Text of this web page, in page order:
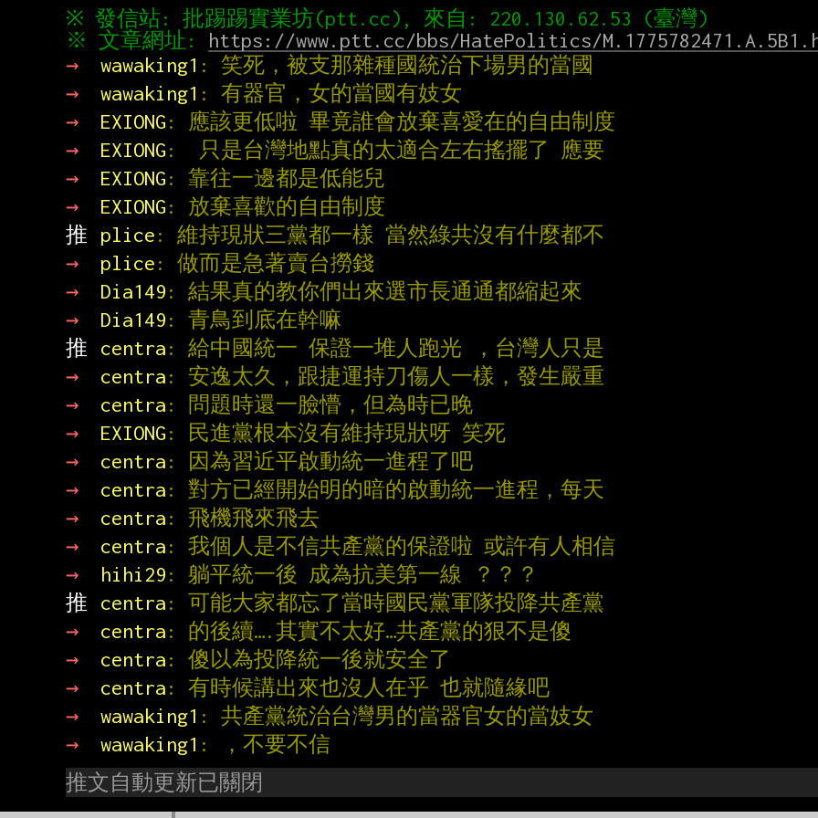
※ 文章網址: https://www.ptt.cc/bbs/HatePolitics/
→
wawaking1 : 笑死，被支那雜種國統治下場男的當國
→
wawaking1 : 有器官，女的當國有妓女
→
EXIONG: 應該更低啦 畢竟誰會放棄喜愛在的自由制度
→
EXIONG:  只是台灣地點真的太適合左右搖擺了 應要
→
EXIONG: 靠往一邊都是低能兒
→
EXIONG: 放棄喜歡的自由制度
推
plice: 維持現狀三黨都一樣 當然綠共沒有什麼都不
→
plice: 做而是急著賣台撈錢
→
Dia149: 結果真的教你們出來選市長通通都縮起來
→
Dia149: 青鳥到底在幹嘛
推
centra: 給中國統一 保證一堆人跑光 ，台灣人只是
→
centra: 安逸太久，跟捷運持刀傷人一樣，發生嚴重
→
centra: 問題時還一臉懵，但為時已晚
→
EXIONG: 民進黨根本沒有維持現狀呀 笑死
→
centra: 因為習近平啟動統一進程了吧
→
centra: 對方已經開始明的暗的啟動統一進程，每天
→
centra: 飛機飛來飛去
→
centra: 我個人是不信共產黨的保證啦 或許有人相信
→
hihi29: 躺平統一後 成為抗美第一線 ？？？
推
centra: 可能大家都忘了當時國民黨軍隊投降共產黨
→
centra: 的後續….其實不太好…共產黨的狠不是傻
→
centra: 傻以為投降統一後就安全了
→
centra: 有時候講出來也沒人在乎 也就隨緣吧
→
wawaking1 : 共產黨統治台灣男的當器官女的當妓女
→
wawaking1 : ，不要不信
推文自動更新已關閉